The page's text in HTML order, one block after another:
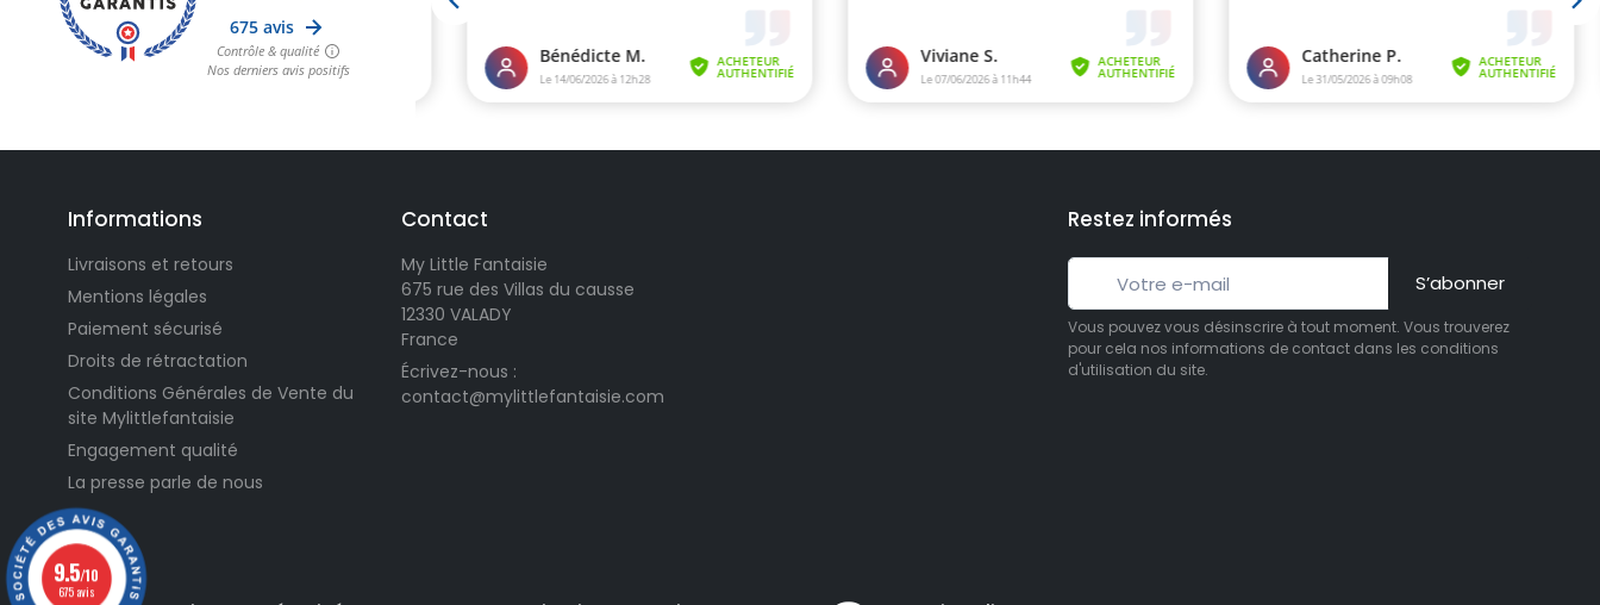
Informations
Livraisons et retours
Mentions légales
Paiement sécurisé
Droits de rétractation
Conditions Générales de Vente du
site Mylittlefantaisie
Engagement qualité
La presse parle de nous
Contact
My Little Fantaisie
675 rue des Villas du causse
12330 VALADY
France
Écrivez-nous :
contact@mylittlefantaisie.com
Restez informés
S’abonner
Vous pouvez vous désinscrire à tout moment. Vous trouverez
pour cela nos informations de contact dans les conditions
d'utilisation du site.
9.5/10
675 avis